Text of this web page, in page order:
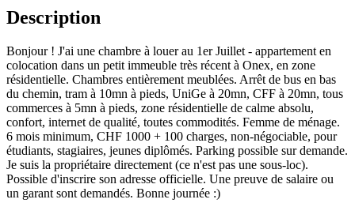
Description
Bonjour ! J'ai une chambre à louer au 1er Juillet - appartement en
colocation dans un petit immeuble très récent à Onex, en zone
résidentielle. Chambres entièrement meublées. Arrêt de bus en bas
du chemin, tram à 10mn à pieds, UniGe à 20mn, CFF à 20mn, tous
commerces à 5mn à pieds, zone résidentielle de calme absolu,
confort, internet de qualité, toutes commodités. Femme de ménage.
6 mois minimum, CHF 1000 + 100 charges, non-négociable, pour
étudiants, stagiaires, jeunes diplômés. Parking possible sur demande.
Je suis la propriétaire directement (ce n'est pas une sous-loc).
Possible d'inscrire son adresse officielle. Une preuve de salaire ou
un garant sont demandés. Bonne journée :)